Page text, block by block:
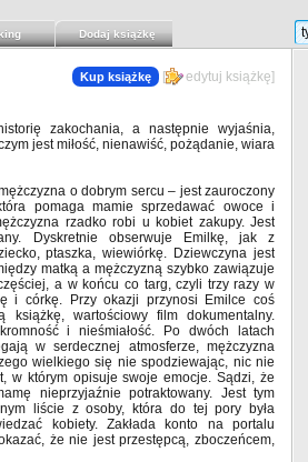
Dodaj książkę
Kup książkę [ edytuj książkę]
zakochania, a następnie wyjaśnia,
jest miłość, nienawiść, pożądanie, wiara
o dobrym sercu – jest zauroczony
pomaga mamie sprzedawać owoce i
rzadko robi u kobiet zakupy. Jest
Dyskretnie obserwuje Emilkę, jak z
ptaszka, wiewiórkę. Dziewczyna jest
matką a mężczyzną szybko zawiązuje
a w końcu co targ, czyli trzy razy w
i córkę. Przy okazji przynosi Emilce coś
książkę, wartościowy film dokumentalny.
i nieśmiałość. Po dwóch latach
w serdecznej atmosferze, mężczyzna
wielkiego się nie spodziewając, nic nie
w którym opisuje swoje emocje. Sądzi, że
nieprzyjaźnie potraktowany. Jest tym
liście z osoby, która do tej pory była
kobiety. Zakłada konto na portalu
że nie jest przestępcą, zboczeńcem,